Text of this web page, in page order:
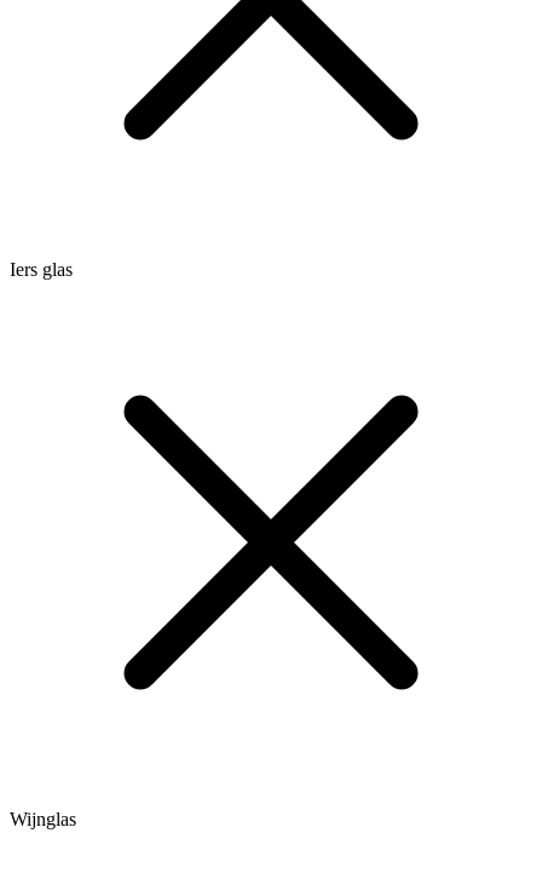
Iers glas
Wijnglas